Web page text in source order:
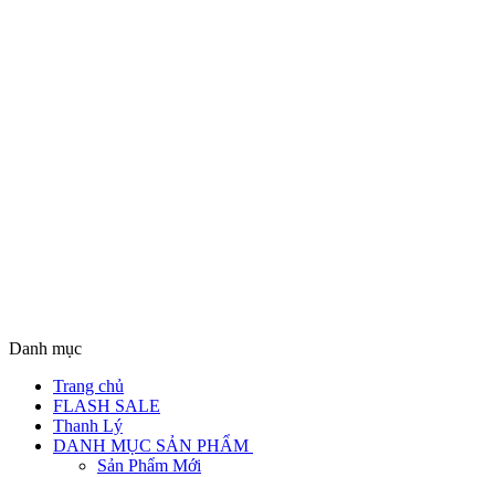
Danh mục
Trang chủ
FLASH SALE
Thanh Lý
DANH MỤC SẢN PHẨM
Sản Phẩm Mới